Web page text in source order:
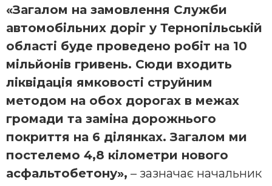
«Загалом на замовлення Служби
автомобільних доріг у Тернопільській
області буде проведено робіт на 10
мільйонів гривень. Сюди входить
ліквідація ямковості струйним
методом на обох дорогах в межах
громади та заміна дорожнього
покриття на 6 ділянках. Загалом ми
постелемо 4,8 кілометри нового
асфальтобетону», – зазначає начальник